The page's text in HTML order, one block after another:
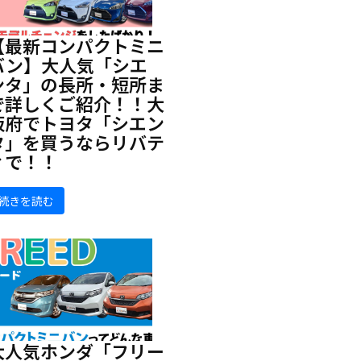
新コンパクトミニ
】大人気「シエ
」の長所・短所ま
しくご紹介！！大
でトヨタ「シエン
を買うならリバテ
！！
きを読む
気ホンダ「フリー